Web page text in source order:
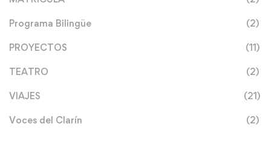
Programa Bilingüe (2)
PROYECTOS (11)
TEATRO (2)
VIAJES (21)
Voces del Clarín (2)